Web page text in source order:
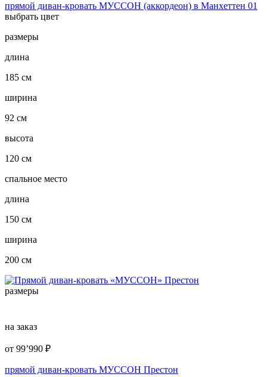
прямой диван-кровать МУССОН (аккордеон) в Манхеттен 01
выбрать цвет
размеры
длина
185 см
ширина
92 см
высота
120 см
спальное место
длина
150 см
ширина
200 см
размеры
на заказ
от 99’990 ₽
прямой диван-кровать МУССОН Престон